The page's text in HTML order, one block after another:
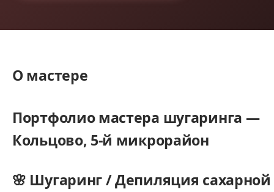
О мастере
Портфолио мастера шугаринга —
Кольцово, 5-й микрорайон
🌸 Шугаринг / Депиляция сахарной